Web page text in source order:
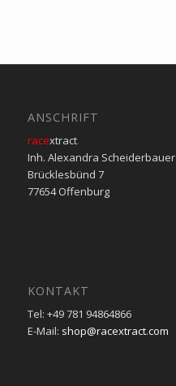
ANSCHRIFT
racextract.
Inh. Alexandra Scheiderbauer
Brücklesbünd 7
77654 Offenburg
KONTAKT
Tel: +49 781 94864866
E-Mail: shop@racextract.com